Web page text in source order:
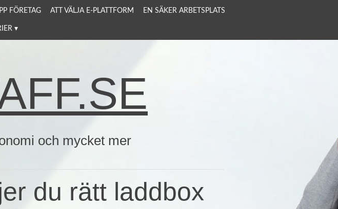
FÖRETAG ATT VÄLJA E-PLATTFORM EN SÄKER ARBETSPLATS
och mycket mer
du rätt laddbox